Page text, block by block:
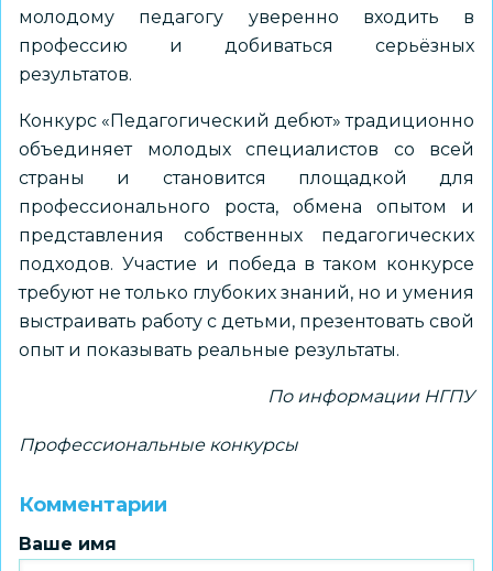
молодому педагогу уверенно входить в
профессию и добиваться серьёзных
результатов.
Конкурс «Педагогический дебют» традиционно
объединяет молодых специалистов со всей
страны и становится площадкой для
профессионального роста, обмена опытом и
представления собственных педагогических
подходов. Участие и победа в таком конкурсе
требуют не только глубоких знаний, но и умения
выстраивать работу с детьми, презентовать свой
опыт и показывать реальные результаты.
По информации НГПУ
Профессиональные конкурсы
Комментарии
Ваше имя